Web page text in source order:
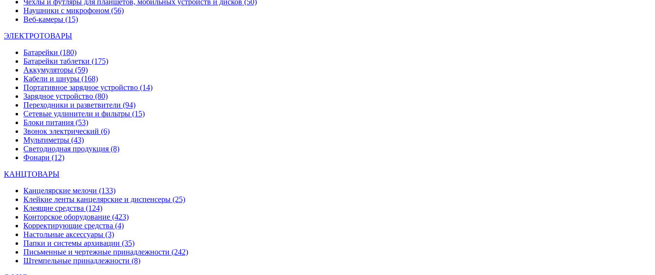
Чехлы и футляры для планшетов, мобильных устройств и дисков (50)
Наушники с микрофоном (56)
Веб-камеры (15)
ЭЛЕКТРОТОВАРЫ
Батарейки (180)
Батарейки таблетки (175)
Аккумуляторы (59)
Кабели и шнуры (168)
Портативное зарядное устройство (14)
Зарядное устройство (80)
Переходники и разветвители (94)
Сетевые удлинители и фильтры (15)
Блоки питания (53)
Звонок электрический (6)
Мультиметры (43)
Светодиодная продукция (8)
Фонари (12)
КАНЦТОВАРЫ
Канцелярские мелочи (133)
Клейкие ленты канцелярские и диспенсеры (25)
Клеящие средства (124)
Конторское оборудование (423)
Корректирующие средства (4)
Настольные аксессуары (3)
Папки и системы архивации (35)
Письменные и чертежные принадлежности (242)
Штемпельные принадлежности (8)